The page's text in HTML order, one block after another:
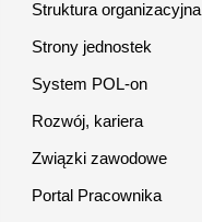
Struktura organizacyjna
Strony jednostek
System POL-on
Rozwój, kariera
Związki zawodowe
Portal Pracownika